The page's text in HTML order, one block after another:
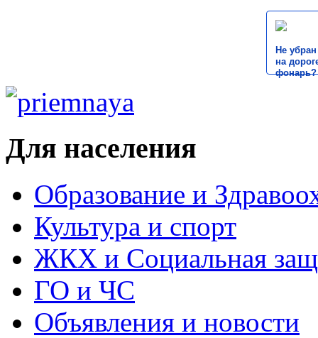
Не
на
фонарь?
Для населения
Образование и
Культура и спорт
ЖКХ и Социальная
ГО и ЧС
Объявления и новости